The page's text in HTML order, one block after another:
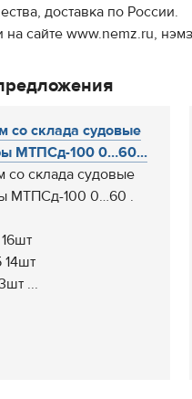
доставка по России.
на сайте www.nemz.ru,
со склада судовые
МТПСд-100 0…60...
со склада судовые
МТПСд-100 0…60 .
14шт
...